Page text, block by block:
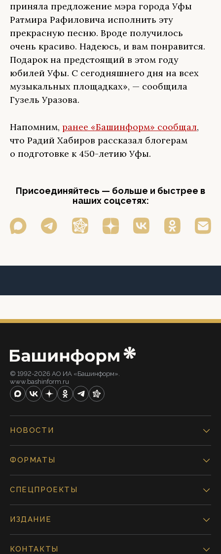
приняла предложение мэра города Уфы
Ратмира Рафиловича исполнить эту
прекрасную песню. Вроде получилось
очень красиво. Надеюсь, и вам понравится.
Подарок на предстоящий в этом году
юбилей Уфы. С сегодняшнего дня на всех
музыкальных площадках», — сообщила
Гузель Уразова.
Напомним, ранее «Башинформ» сообщал,
что Радий Хабиров рассказал блогерам
о подготовке к 450-летию Уфы.
Присоединяйтесь — больше и быстрее в
наших соцсетях:
© 1992-2026 АО ИА «Башинформ».
www.bashinform.ru
НОВОСТИ
ФОРМАТЫ
СПЕЦПРОЕКТЫ
ИЗДАНИЕ
КОНТАКТЫ